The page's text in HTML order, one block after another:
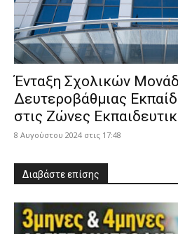
Ένταξη Σχολικών
Δευτεροβάθμιας
στις Ζώνες
8 Αυγούστου 2024 στις 17:48
Διαβάστε επίσης